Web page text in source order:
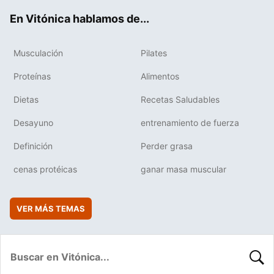
En Vitónica hablamos de...
Musculación Pilates
Proteínas Alimentos
Dietas Recetas Saludables
Desayuno entrenamiento de fuerza
Definición Perder grasa
cenas protéicas ganar masa muscular
VER MÁS TEMAS